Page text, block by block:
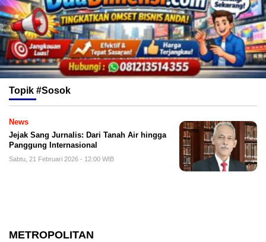
Topik #sosok
News
Jejak Sang Jurnalis: Dari Tanah Air hingga
Panggung Internasional
Sabtu, 21 Februari 2026 - 12:00 WIB
METROPOLITAN